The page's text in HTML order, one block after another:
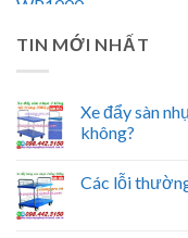
TIN MỚI NHẤT
Xe đẩy sàn
không?
Các lỗi